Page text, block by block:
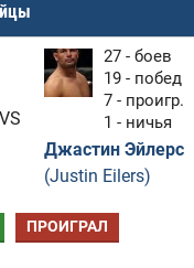
VS
27 - боев
19 - побед
7 - проигр.
1 - ничья
Джастин Эйлерс
(Justin Eilers)
ПРОИГРАЛ